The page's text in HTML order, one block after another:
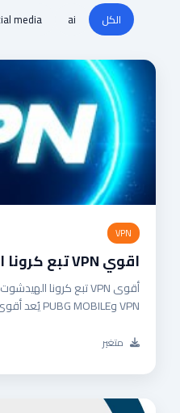
الكل ai
media
VPN
اقوي VPN تبع كرونا الهيدشوت
VPN وPUBG MOBILE يُعد أقوى ...
متغير